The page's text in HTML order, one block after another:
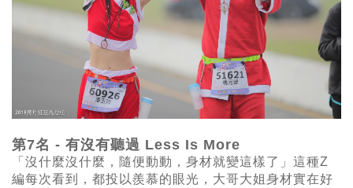
第7名 - 有沒有聽過 Less Is More
「沒什麼沒什麼，隨便動動，身材就變這樣了」這種Z
編每次看到，都投以羨慕的眼光，大哥大姐身材實在好